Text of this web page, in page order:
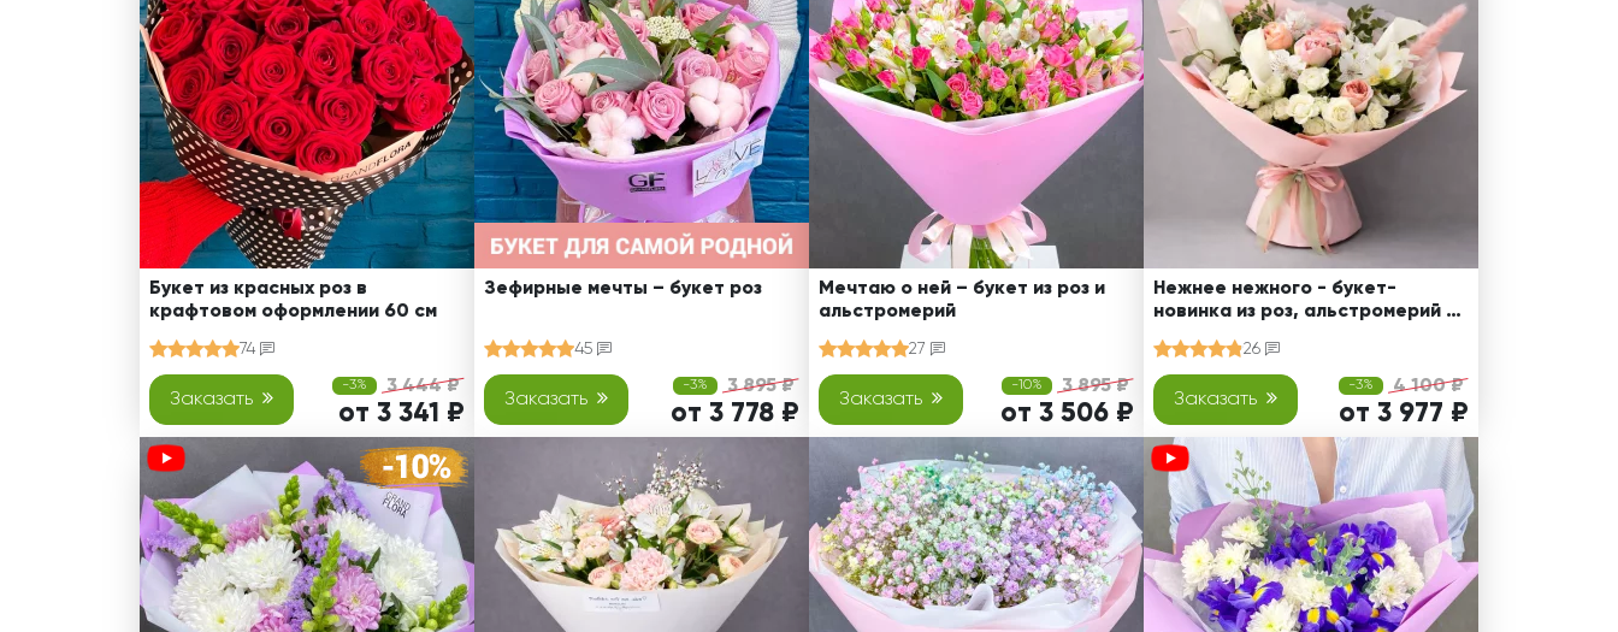
Розы поштучно
5 роз
7 роз
11 роз
15 роз
25 роз
51 роза
101 роза
Розы Гран-При
Корзины с розами
Кустовые розы
Миксы из роз
Сердца из роз
Монобукеты
Разноцветные
Эксклюзивные букеты
Смешанные
Хризантемы
Эустома
Свадьба
Свидание
Спасибо!
Юбилей
Подруге
Сестре
Брату
Врачу
Коллеге
Бабушке
Дедушке
Букет из красных роз в
крафтовом оформлении 60 см
74
Заказать
-3% 3 444 ₽
от 3 341 ₽
Зефирные мечты – букет роз
45
Заказать
-3% 3 895 ₽
от 3 778 ₽
Мечтаю о ней – букет из роз и
альстромерий
27
Заказать
-10% 3 895 ₽
от 3 506 ₽
Нежнее нежного - букет-
новинка из роз, альстромерий и
26
Заказать
-3% 4 100 ₽
от 3 977 ₽